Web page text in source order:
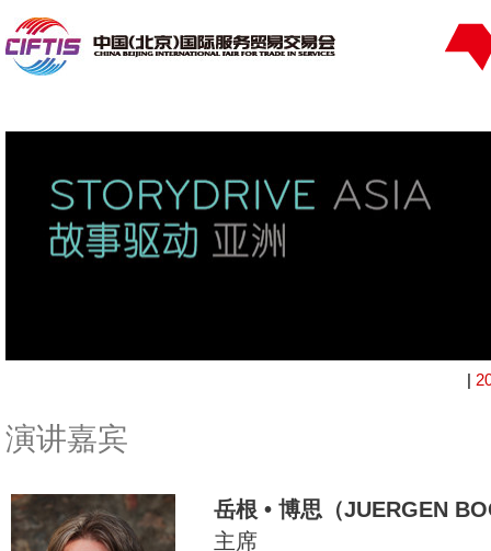
|
演讲嘉宾
岳根 • 博思（JUERGEN
主席